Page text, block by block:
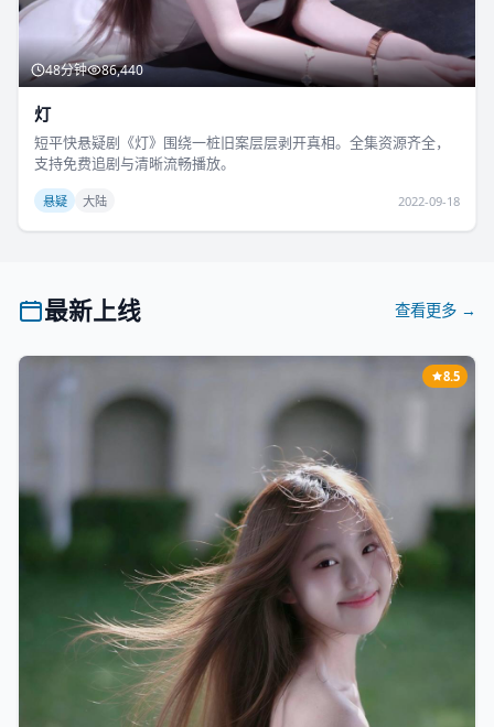
48分钟 86,440
灯
短平快悬疑剧《灯》围绕一桩旧案层层剥开真相。全集资源齐全，
支持免费追剧与清晰流畅播放。
悬疑 大陆 2022-09-18
最新上线 查看更多 →
8.5